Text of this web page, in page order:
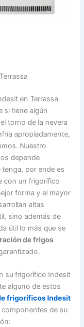
en Terrassa
si tiene algún
torno de la nevera
apropiadamente,
Nuestro
depende
por ende es
con un frigorífico
forma y el mayor
altas
sino además de
útil lo más que se
de frigos
su frigorífico Indesit
alguno de estos
frigoríficos Indesit
de su